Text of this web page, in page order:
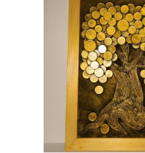
Поделки с детьми
Шаблоны для малышей
Поделки для ребенка